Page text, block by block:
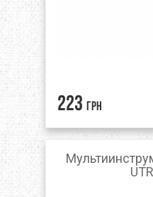
223 грн